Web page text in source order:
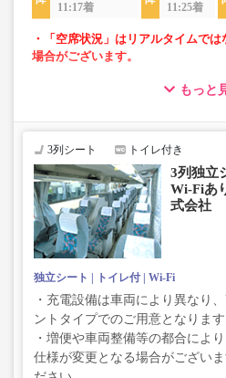
11:17着
11:25着
・「空席状況」はリアルタイムで
場合がございます。
・ゆったり過ごせる3列独立シー
・移動時間を快適に過ごせるWi-
もっと
3列シート トイレ付き
3列独立
Wi-Fiあ
式会社
独立シート トイレ付 Wi-Fi
・充電設備は車両により異なり
ントタイプでのご用意となります
・増便や車両整備等の都合によ
仕様が変更となる場合がござい